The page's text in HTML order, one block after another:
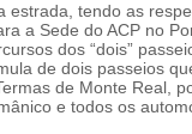
tendo as
a Sede do ACP no
dos “dois”
de dois passeios
de Monte Real,
e todos os